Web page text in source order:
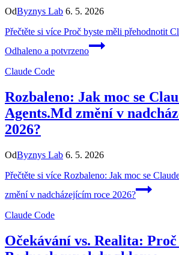
OdByznys Lab 6. 5. 2026
Přečtěte si více Proč byste měli přehodnotit
Odhaleno a potvrzeno
Claude Code
Rozbaleno: Jak moc se
Agents.Md změní v
2026?
OdByznys Lab 6. 5. 2026
Přečtěte si více Rozbaleno: Jak moc se
změní v nadcházejícím roce 2026?
Claude Code
Očekávání vs. Realita: